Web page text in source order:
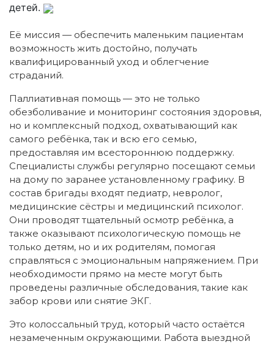
детей.
Её миссия — обеспечить маленьким пациентам
возможность жить достойно, получать
квалифицированный уход и облегчение
страданий.
Паллиативная помощь — это не только
обезболивание и мониторинг состояния здоровья,
но и комплексный подход, охватывающий как
самого ребёнка, так и всю его семью,
предоставляя им всестороннюю поддержку.
Специалисты службы регулярно посещают семьи
на дому по заранее установленному графику. В
состав бригады входят педиатр, невролог,
медицинские сёстры и медицинский психолог.
Они проводят тщательный осмотр ребёнка, а
также оказывают психологическую помощь не
только детям, но и их родителям, помогая
справляться с эмоциональным напряжением. При
необходимости прямо на месте могут быть
проведены различные обследования, такие как
забор крови или снятие ЭКГ.
Это колоссальный труд, который часто остаётся
незамеченным окружающими. Работа выездной